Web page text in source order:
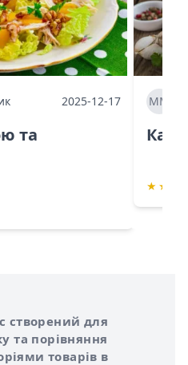
2025-12-17
та
ММ
★ ★
створений для
та порівняння
товарів в